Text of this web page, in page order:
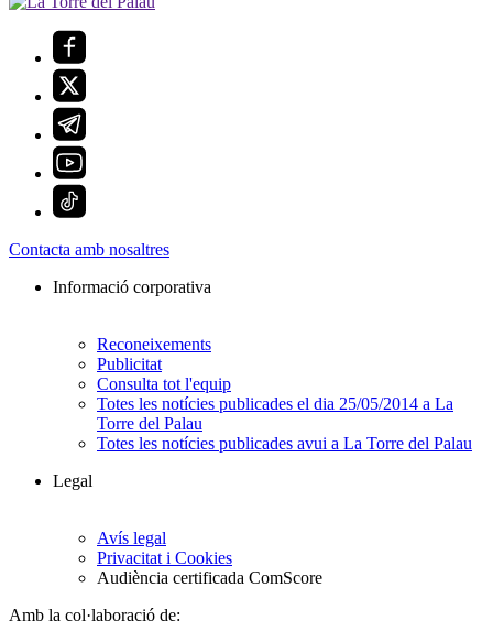
Contacta amb nosaltres
Informació corporativa
Reconeixements
Publicitat
Consulta tot l'equip
Totes les notícies publicades el dia 25/05/2014 a La
Torre del Palau
Totes les notícies publicades avui a La Torre del Palau
Legal
Avís legal
Privacitat i Cookies
Audiència certificada ComScore
Amb la col·laboració de: